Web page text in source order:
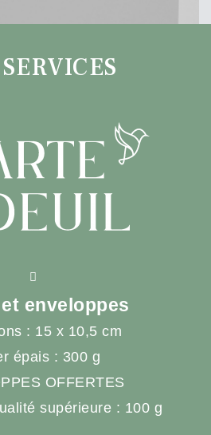
enveloppes
: 15 x 10,5 cm
épais : 300 g
OFFERTES
supérieure : 100 g